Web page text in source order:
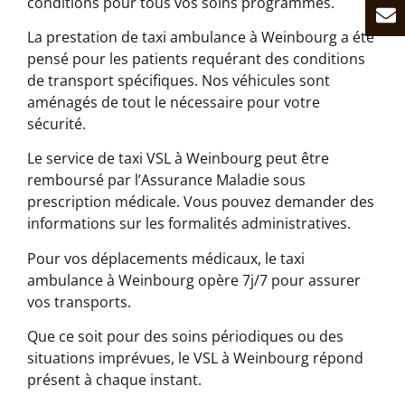
La prestation de taxi ambulance à Weinbourg a été
pensé pour les patients requérant des conditions
de transport spécifiques. Nos véhicules sont
aménagés de tout le nécessaire pour votre
sécurité.
Le service de taxi VSL à Weinbourg peut être
remboursé par l’Assurance Maladie sous
prescription médicale. Vous pouvez demander des
informations sur les formalités administratives.
Pour vos déplacements médicaux, le taxi
ambulance à Weinbourg opère 7j/7 pour assurer
vos transports.
Que ce soit pour des soins périodiques ou des
situations imprévues, le VSL à Weinbourg répond
présent à chaque instant.